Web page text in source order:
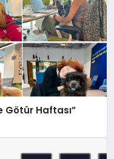
Götür Haftası”